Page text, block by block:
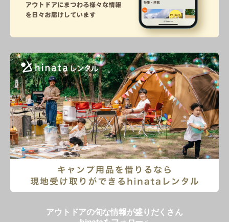
アウトドアの旬な情報が盛りだくさん